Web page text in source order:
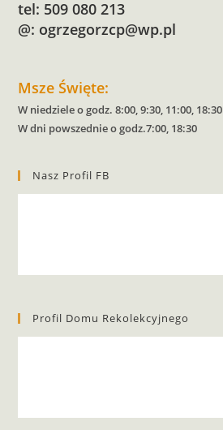
tel: 509 080 213
@: ogrzegorzcp@wp.pl
Msze Święte:
W niedziele o godz. 8:00, 9:30, 11:00, 18:30
W dni powszednie o godz.7:00, 18:30
Nasz Profil FB
Profil Domu Rekolekcyjnego